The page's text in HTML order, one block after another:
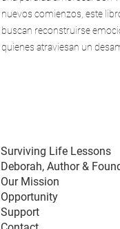
nuevos comienzos, este
buscan reconstruirse
quienes atraviesan un
Surviving Life Lessons
Deborah, Author &
Our Mission
Opportunity
Support